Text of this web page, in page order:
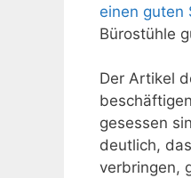
einen guten
Bürostühle
Der Artikel
gesessen
deutlich,
verbringen,